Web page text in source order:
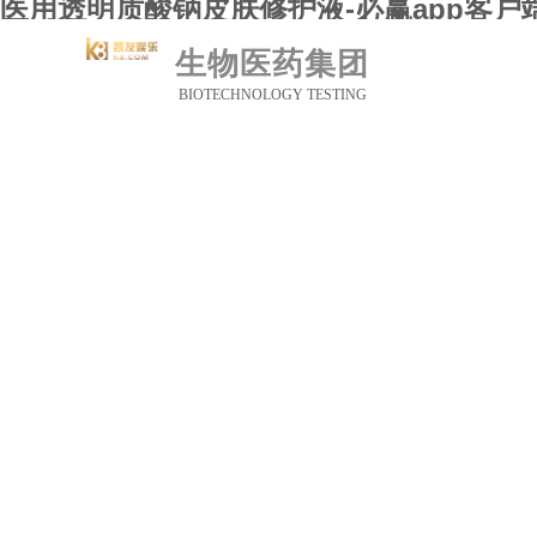
医用透明质酸钠皮肤修护液-必赢app客户
生物医药集团
BIOTECHNOLOGY TESTING